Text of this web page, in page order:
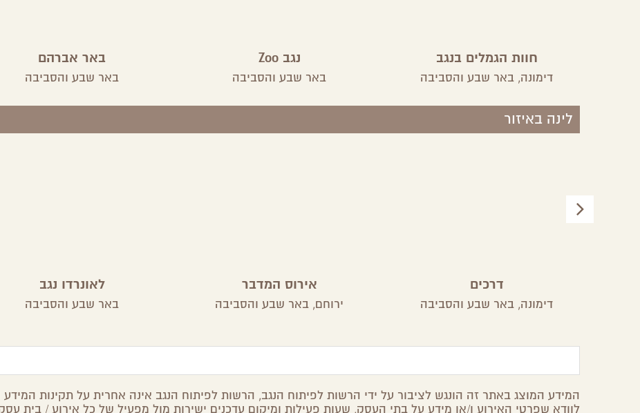
חוות הגמלים בנגב
דימונה, באר שבע והסביבה
נגב Zoo
באר שבע והסביבה
באר אברהם
באר שבע והסביבה
לינה באיזור
דרכים
דימונה, באר שבע והסביבה
אירוס המדבר
ירוחם, באר שבע והסביבה
לאונרדו נגב
באר שבע והסביבה
המידע המוצג באתר זה הונגש לציבור על ידי הרשות לפיתוח הנגב, הרשות לפיתוח הנגב אינה אחרית על תקינות המידע
לוודא שפרטי האירוע ו/או מידע על בתי העסק, שעות פעילות ומיקום עדכנים ישירות מול מפעיל של כל אירוע / בית